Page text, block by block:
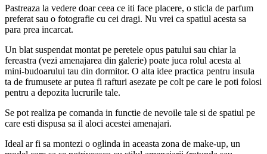
Pastreaza la vedere doar ceea ce iti face placere, o sticla de parfum
preferat sau o fotografie cu cei dragi. Nu vrei ca spatiul acesta sa
para prea incarcat.
Un blat suspendat montat pe peretele opus patului sau chiar la
fereastra (vezi amenajarea din galerie) poate juca rolul acesta al
mini-budoarului tau din dormitor. O alta idee practica pentru insula
ta de frumusete ar putea fi rafturi asezate pe colt pe care le poti folosi
pentru a depozita lucrurile tale.
Se pot realiza pe comanda in functie de nevoile tale si de spatiul pe
care esti dispusa sa il aloci acestei amenajari.
Ideal ar fi sa montezi o oglinda in aceasta zona de make-up, un